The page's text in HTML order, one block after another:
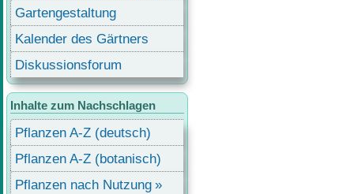
Gartengestaltung
Kalender des Gärtners
Diskussionsforum
Inhalte zum Nachschlagen
Pflanzen A-Z (deutsch)
Pflanzen A-Z (botanisch)
Pflanzen nach Nutzung